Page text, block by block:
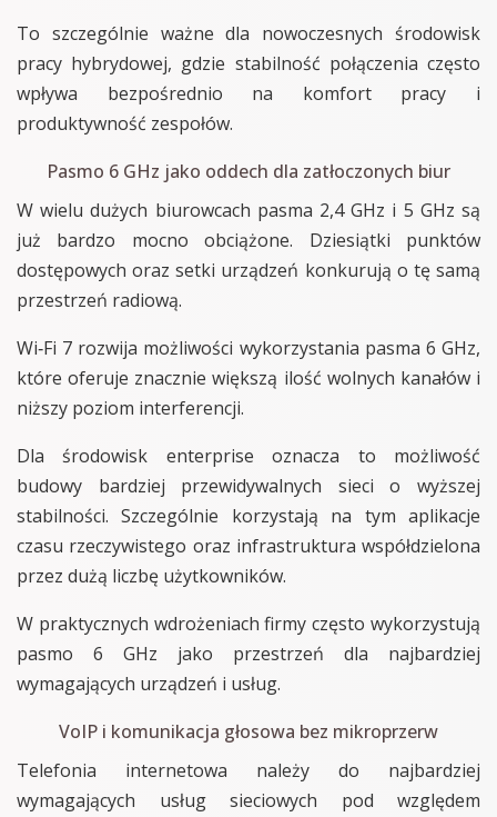
To szczególnie ważne dla nowoczesnych środowisk
pracy hybrydowej, gdzie stabilność połączenia często
wpływa bezpośrednio na komfort pracy i
produktywność zespołów.
Pasmo 6 GHz jako oddech dla zatłoczonych biur
W wielu dużych biurowcach pasma 2,4 GHz i 5 GHz są
już bardzo mocno obciążone. Dziesiątki punktów
dostępowych oraz setki urządzeń konkurują o tę samą
przestrzeń radiową.
Wi‑Fi 7 rozwija możliwości wykorzystania pasma 6 GHz,
które oferuje znacznie większą ilość wolnych kanałów i
niższy poziom interferencji.
Dla środowisk enterprise oznacza to możliwość
budowy bardziej przewidywalnych sieci o wyższej
stabilności. Szczególnie korzystają na tym aplikacje
czasu rzeczywistego oraz infrastruktura współdzielona
przez dużą liczbę użytkowników.
W praktycznych wdrożeniach firmy często wykorzystują
pasmo 6 GHz jako przestrzeń dla najbardziej
wymagających urządzeń i usług.
VoIP i komunikacja głosowa bez mikroprzerw
Telefonia internetowa należy do najbardziej
wymagających usług sieciowych pod względem